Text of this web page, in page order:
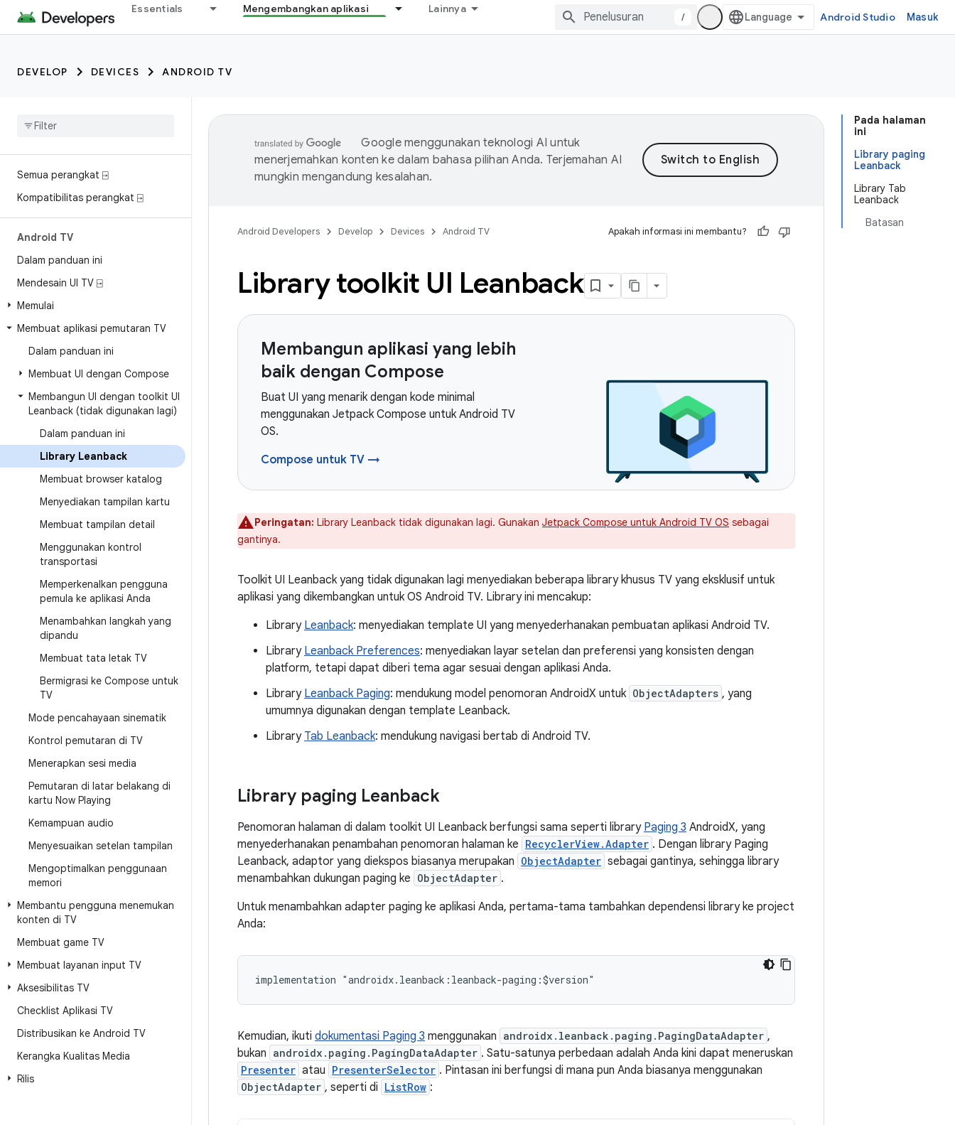
Essentials Mengembangkan aplikasi Lainnya
/ Android Studio Masuk
DEVELOP DEVICES ANDROID TV
Semua perangkat ⍈
Kompatibilitas perangkat ⍈
Android TV
Dalam panduan ini
Mendesain UI TV ⍈
Memulai
Membuat aplikasi pemutaran TV
Dalam panduan ini
Membuat UI dengan Compose
Membangun UI dengan toolkit UI
Leanback (tidak digunakan lagi)
Dalam panduan ini
Library Leanback
Membuat browser katalog
Menyediakan tampilan kartu
Membuat tampilan detail
Menggunakan kontrol
transportasi
Memperkenalkan pengguna
pemula ke aplikasi Anda
Menambahkan langkah yang
dipandu
Membuat tata letak TV
Bermigrasi ke Compose untuk
TV
Mode pencahayaan sinematik
Kontrol pemutaran di TV
Menerapkan sesi media
Pemutaran di latar belakang di
kartu Now Playing
Kemampuan audio
Menyesuaikan setelan tampilan
Mengoptimalkan penggunaan
memori
Membantu pengguna menemukan
konten di TV
Membuat game TV
Membuat layanan input TV
Aksesibilitas TV
Checklist Aplikasi TV
Distribusikan ke Android TV
Kerangka Kualitas Media
Rilis
Pada halaman
ini
Library paging
Leanback
Library Tab
Leanback
Batasan
Google menggunakan teknologi AI untuk
menerjemahkan konten ke dalam bahasa pilihan Anda. Terjemahan AI
mungkin mengandung kesalahan.
Android Developers Develop Devices Android TV Apakah informasi ini membantu?
Library toolkit UI Leanback
Membangun aplikasi yang lebih
baik dengan Compose
Buat UI yang menarik dengan kode minimal
menggunakan Jetpack Compose untuk Android TV
OS.
Compose untuk TV →
Peringatan: Library Leanback tidak digunakan lagi. Gunakan Jetpack Compose untuk Android TV OS sebagai
gantinya.
Toolkit UI Leanback yang tidak digunakan lagi menyediakan beberapa library khusus TV yang eksklusif untuk
aplikasi yang dikembangkan untuk OS Android TV. Library ini mencakup:
Library Leanback: menyediakan template UI yang menyederhanakan pembuatan aplikasi Android TV.
Library Leanback Preferences: menyediakan layar setelan dan preferensi yang konsisten dengan
platform, tetapi dapat diberi tema agar sesuai dengan aplikasi Anda.
Library Leanback Paging: mendukung model penomoran AndroidX untuk ObjectAdapters , yang
umumnya digunakan dengan template Leanback.
Library Tab Leanback: mendukung navigasi bertab di Android TV.
Library paging Leanback
Penomoran halaman di dalam toolkit UI Leanback berfungsi sama seperti library Paging 3 AndroidX, yang
menyederhanakan penambahan penomoran halaman ke RecyclerView.Adapter . Dengan library Paging
Leanback, adaptor yang diekspos biasanya merupakan ObjectAdapter sebagai gantinya, sehingga library
menambahkan dukungan paging ke ObjectAdapter .
Untuk menambahkan adapter paging ke aplikasi Anda, pertama-tama tambahkan dependensi library ke project
Anda:
Kemudian, ikuti dokumentasi Paging 3 menggunakan androidx.leanback.paging.PagingDataAdapter ,
bukan androidx.paging.PagingDataAdapter . Satu-satunya perbedaan adalah Anda kini dapat meneruskan
Presenter atau PresenterSelector . Pintasan ini berfungsi di mana pun Anda biasanya menggunakan
ObjectAdapter , seperti di ListRow :